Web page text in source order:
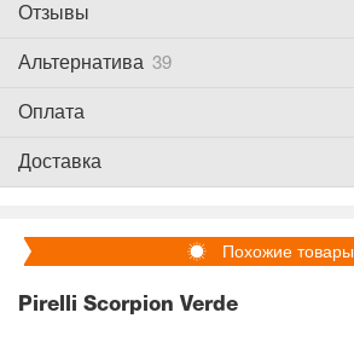
Отзывы
Альтернатива 39
Оплата
Доставка
Похожие товары
Pirelli Scorpion Verde